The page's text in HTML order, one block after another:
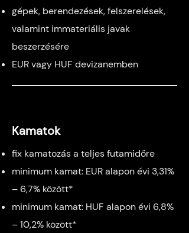
gépek, berendezések, felszerelések,
valamint immateriális javak
beszerzésére
EUR vagy HUF devizanemben
Kamatok
fix kamatozás a teljes futamidőre
minimum kamat: EUR alapon évi 3,31%
– 6,7% között*
minimum kamat: HUF alapon évi 6,8%
– 10,2% között*